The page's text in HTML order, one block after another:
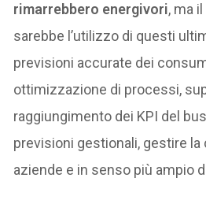
rimarrebbero energivori, ma
sarebbe l’utilizzo di questi
previsioni accurate dei
ottimizzazione di processi,
raggiungimento dei KPI del
previsioni gestionali, gestire la
aziende e in senso più ampio